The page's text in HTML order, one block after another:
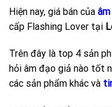
Hiện nay, giá bán của
cấp Flashing Lover tại
Trên đây là top 4 sản
hỏi âm đạo giả nào tốt
các sản phẩm khác và